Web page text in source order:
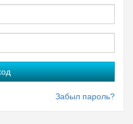
Забыл пароль?